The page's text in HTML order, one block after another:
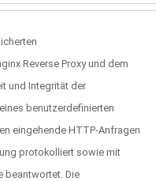
Reverse Proxy und dem
und Integrität der
benutzerdefinierten
eingehende HTTP-Anfragen
protokolliert sowie mit
beantwortet. Die